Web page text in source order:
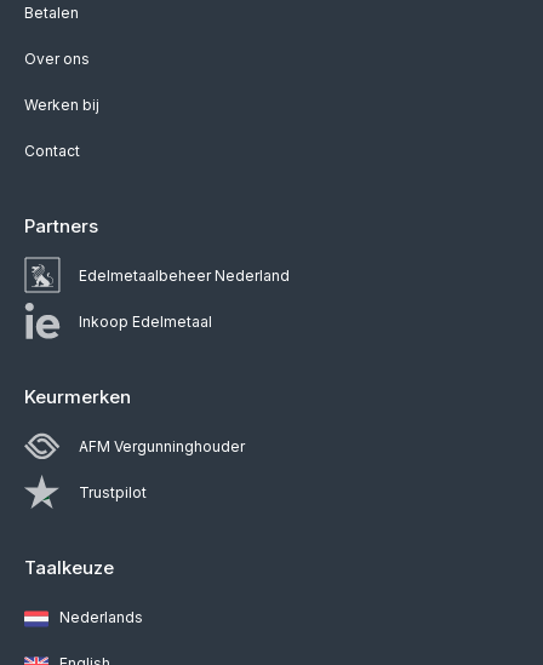
Betalen
Over ons
Werken bij
Contact
Partners
Edelmetaalbeheer Nederland
Inkoop Edelmetaal
Keurmerken
AFM Vergunninghouder
Trustpilot
Taalkeuze
Nederlands